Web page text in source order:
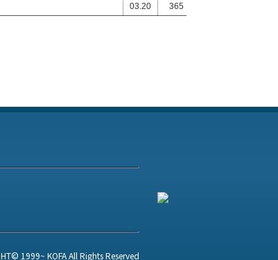
03.20 365
1999~ KOFA All Rights Reserved